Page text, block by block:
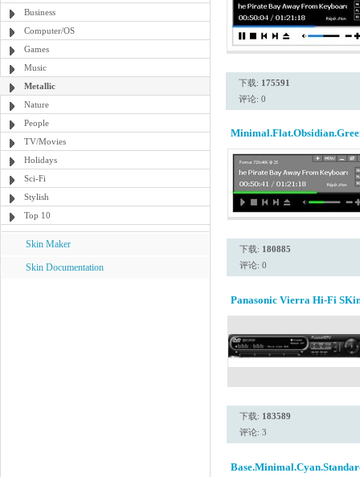
Business
Computer/OS
Games
Music
Metallic
Nature
People
TV/Movies
Holidays
Sci-Fi
Stylish
Top 10
Skin Maker
Skin Documentation
下载: 175591
评论: 0
下载: 180885
评论: 0
Panasonic Vierra Hi-Fi
下载: 183589
评论: 3